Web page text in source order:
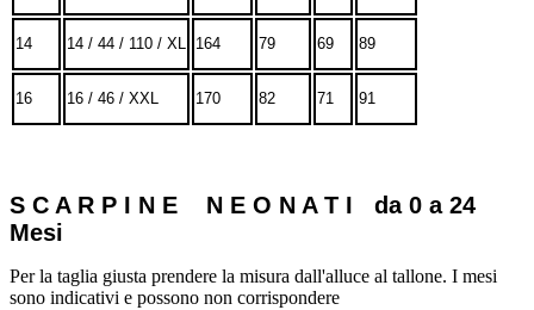
14 14 / 44 / 110 / XL 164 79 69 89
16 16 / 46 / XXL 170 82 71 91
S C A R P I N E N E O N A T I da 0 a 24
Mesi
Per la taglia giusta prendere la misura dall'alluce al tallone. I mesi
sono indicativi e possono non corrispondere